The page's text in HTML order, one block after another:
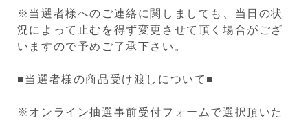
※当選者様へのご連絡に関しましても、当日の状
況によって止むを得ず変更させて頂く場合がござ
いますので予めご了承下さい。
■当選者様の商品受け渡しについて■
※オンライン抽選事前受付フォームで選択頂いた